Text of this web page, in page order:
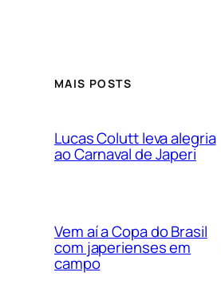
MAIS POSTS
Lucas Colutt leva alegria
ao Carnaval de Japeri
Vem aí a Copa do Brasil
com japerienses em
campo